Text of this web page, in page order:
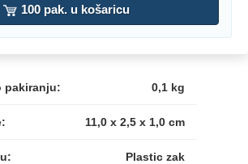
100 pak. u košaricu
pakiranju: 0,1 kg
11,0 x 2,5 x 1,0 cm
Plastic zak